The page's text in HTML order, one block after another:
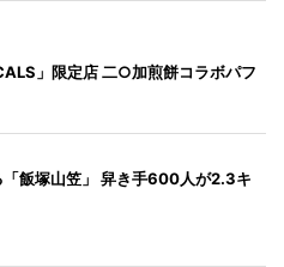
」限定店 二○加煎餅コラボパフ
「飯塚山笠」 舁き手600人が2.3キ